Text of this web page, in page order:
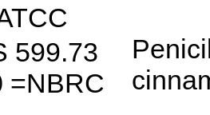
599.73
=NBRC